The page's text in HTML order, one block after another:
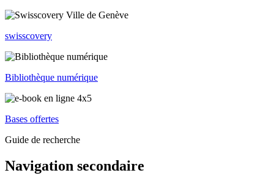
swisscovery
Bibliothèque numérique
Bases offertes
Guide de recherche
Navigation secondaire